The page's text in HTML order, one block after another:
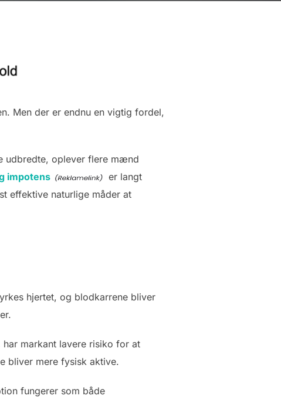
Men der er endnu en vigtig fordel,
udbredte, oplever flere mænd
impotens
er langt
effektive naturlige måder at
hjertet, og blodkarrene bliver
markant lavere risiko for at
bliver mere fysisk aktive.
fungerer som både